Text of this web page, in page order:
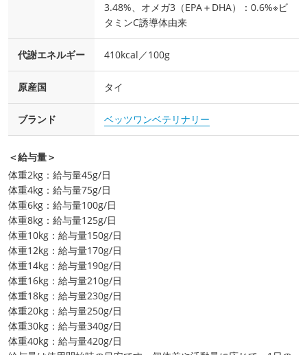
3.48%、オメガ3（EPA＋DHA）：0.6%※ビ
タミンC誘導体由来
代謝エネルギー 410kcal／100g
原産国 タイ
ブランド ベッツワンベテリナリー
＜給与量＞
体重2kg：給与量45g/日
体重4kg：給与量75g/日
体重6kg：給与量100g/日
体重8kg：給与量125g/日
体重10kg：給与量150g/日
体重12kg：給与量170g/日
体重14kg：給与量190g/日
体重16kg：給与量210g/日
体重18kg：給与量230g/日
体重20kg：給与量250g/日
体重30kg：給与量340g/日
体重40kg：給与量420g/日